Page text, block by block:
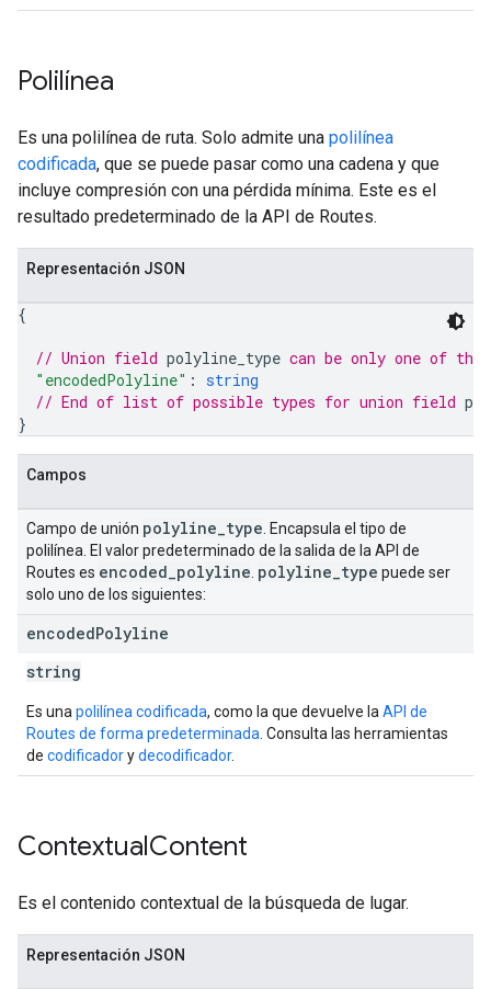
Polilínea
Es una polilínea de ruta. Solo admite una polilínea
codificada, que se puede pasar como una cadena y que
incluye compresión con una pérdida mínima. Este es el
resultado predeterminado de la API de Routes.
Representación JSON
{
// Union field polyline_type can be only one of
"encodedPolyline" : string
// End of list of possible types for union field
}
Campos
Campo de unión polyline type . Encapsula el tipo de
polilínea. El valor predeterminado de la salida de la API de
Routes es encoded polyline polyline type puede ser
solo uno de los siguientes:
encodedPolyline
string
Es una polilínea codificada, como la que devuelve la API de
Routes de forma predeterminada . Consulta las herramientas
de codificadorydecodificador.
ContextualContent
Es el contenido contextual de la búsqueda de lugar.
Representación JSON